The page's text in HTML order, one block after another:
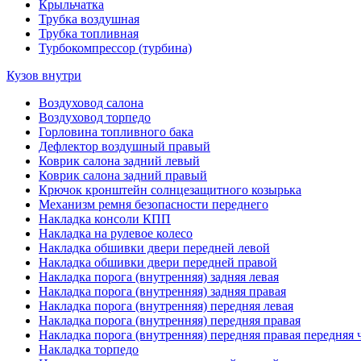
Крыльчатка
Трубка воздушная
Трубка топливная
Турбокомпрессор (турбина)
Кузов внутри
Воздуховод салона
Воздуховод торпедо
Горловина топливного бака
Дефлектор воздушный правый
Коврик салона задний левый
Коврик салона задний правый
Крючок кронштейн солнцезащитного козырька
Механизм ремня безопасности переднего
Накладка консоли КПП
Накладка на рулевое колесо
Накладка обшивки двери передней левой
Накладка обшивки двери передней правой
Накладка порога (внутренняя) задняя левая
Накладка порога (внутренняя) задняя правая
Накладка порога (внутренняя) передняя левая
Накладка порога (внутренняя) передняя правая
Накладка порога (внутренняя) передняя правая передняя
Накладка торпедо